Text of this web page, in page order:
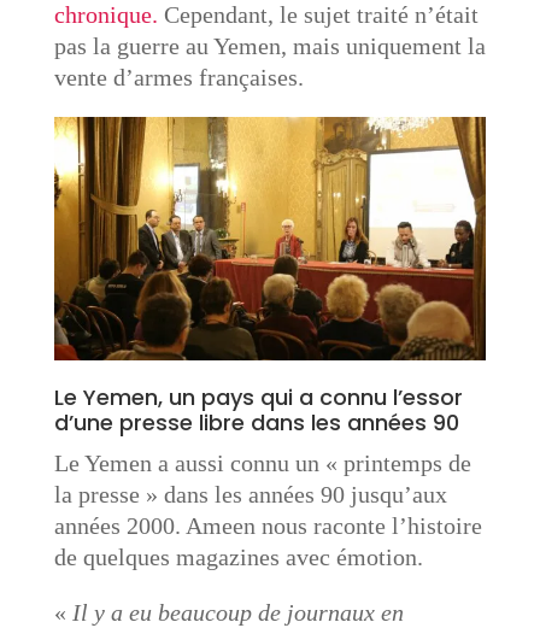
chronique. Cependant, le sujet traité n’était
pas la guerre au Yemen, mais uniquement la
vente d’armes françaises.
Le Yemen, un pays qui a connu l’essor
d’une presse libre dans les années 90
Le Yemen a aussi connu un « printemps de
la presse » dans les années 90 jusqu’aux
années 2000. Ameen nous raconte l’histoire
de quelques magazines avec émotion.
« Il y a eu beaucoup de journaux en